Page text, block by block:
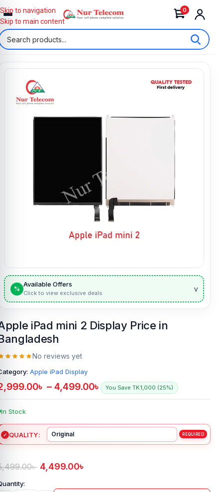
0
Skip to navigation
Skip to main content
%
Available Offers
Click to view exclusive deals v
iPad mini 2 Display Price in
No reviews yet
Apple iPad Display
৳ – 4,499.00৳ You Save TK.1,000 (25%)
In Stock
QUALITY
৳ 4,499.00৳